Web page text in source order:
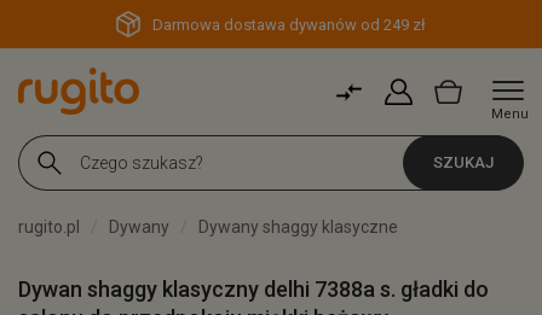
Darmowa dostawa dywanów od 249 zł
Menu
SZUKAJ
rugito.pl Dywany Dywany shaggy klasyczne
Dywan shaggy klasyczny delhi 7388a s. gładki do